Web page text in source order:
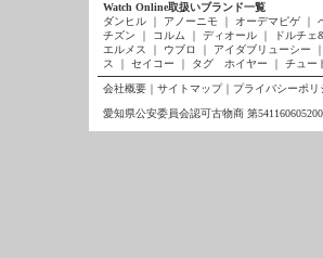
Watch Online取扱いブランド一覧
ダンヒル
｜ アノーニモ ｜ オーデマピゲ ｜
チズン
｜ コルム ｜ ディオール ｜ ドルチェ
エルメス
｜ ウブロ ｜ アイダブリューシー ｜
ス
｜ セイコー ｜ タグ ホイヤー ｜ チュー
会社概要 ｜ サイトマップ｜ プライバシーポリ
愛知県公安委員会認可古物商 第